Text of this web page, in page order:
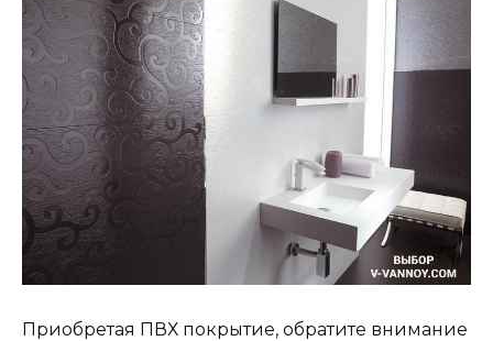
Приобретая ПВХ покрытие, обратите внимание